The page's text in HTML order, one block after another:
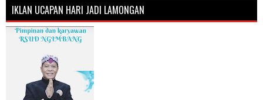
IKLAN UCAPAN HARI JADI LAMONGAN